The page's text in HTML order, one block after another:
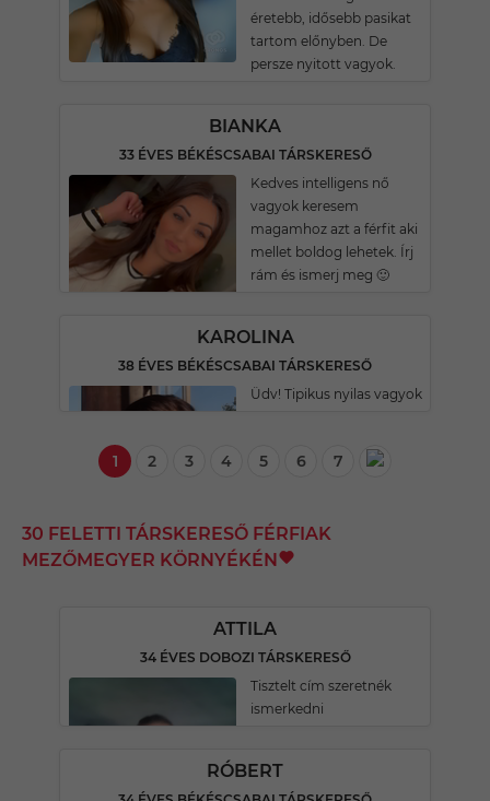
éretebb, idősebb pasikat
tartom előnyben. De
persze nyitott vagyok.
BIANKA
33 ÉVES BÉKÉSCSABAI TÁRSKERESŐ
Kedves intelligens nő
vagyok keresem
magamhoz azt a férfit aki
mellet boldog lehetek. Írj
rám és ismerj meg 🙂
KAROLINA
38 ÉVES BÉKÉSCSABAI TÁRSKERESŐ
Üdv! Tipikus nyilas vagyok
1 2 3 4 5 6 7
30 FELETTI TÁRSKERESŐ FÉRFIAK
MEZŐMEGYER KÖRNYÉKÉN
ATTILA
34 ÉVES DOBOZI TÁRSKERESŐ
Tisztelt cím szeretnék
ismerkedni
RÓBERT